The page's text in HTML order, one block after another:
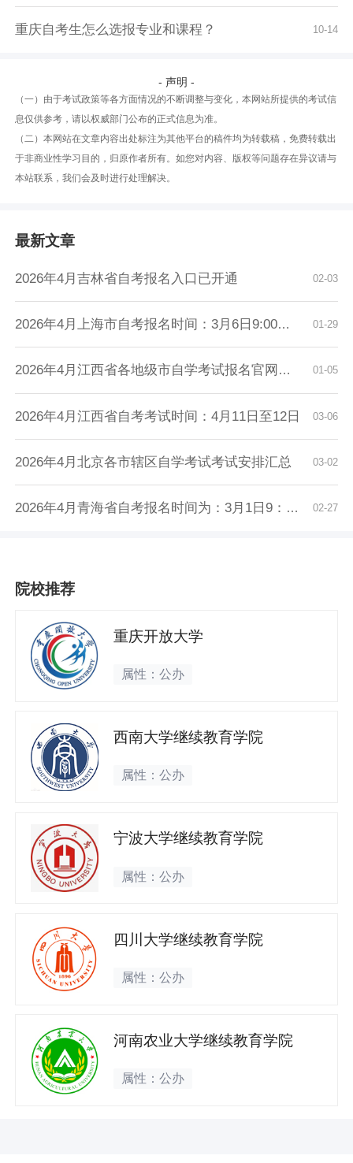
10-14
重庆自考生怎么选报专业和课程？
- 声明 -
（一）由于考试政策等各方面情况的不断调整与变化，本网站所提供的考试信
息仅供参考，请以权威部门公布的正式信息为准。
（二）本网站在文章内容出处标注为其他平台的稿件均为转载稿，免费转载出
于非商业性学习目的，归原作者所有。如您对内容、版权等问题存在异议请与
本站联系，我们会及时进行处理解决。
最新文章
02-03
2026年4月吉林省自考报名入口已开通
01-29
2026年4月上海市自考报名时间：3月6日9:00至3月...
01-05
2026年4月江西省各地级市自学考试报名官网入口...
03-06
2026年4月江西省自考考试时间：4月11日至12日
03-02
2026年4月北京各市辖区自学考试考试安排汇总
02-27
2026年4月青海省自考报名时间为：3月1日9：00至...
院校推荐
重庆开放大学
属性：公办
西南大学继续教育学院
属性：公办
宁波大学继续教育学院
属性：公办
四川大学继续教育学院
属性：公办
河南农业大学继续教育学院
属性：公办